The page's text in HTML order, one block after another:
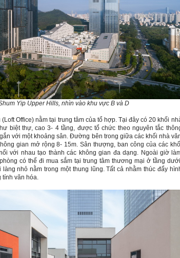
YipUpper Hills, nhìn vào khu vực B và D
Office) nằm tại trung tâm của tổ hợp. Tại đây có 20 khối
biệt thự, cao 3- 4 tầng, được tổ chức theo nguyên tắc
với một khoảng sân. Đường bên trong giữa các khối nhà
gian mở rộng 8- 15m. Sân thượng, ban công của các
với nhau tạo thành các không gian đa dạng. Ngoài giờ
có thể đi mua sắm tại trung tâm thương mại ở tầng
nhỏ nằm trong một thung lũng. Tất cả nhằm thúc đẩy
tính văn hóa.